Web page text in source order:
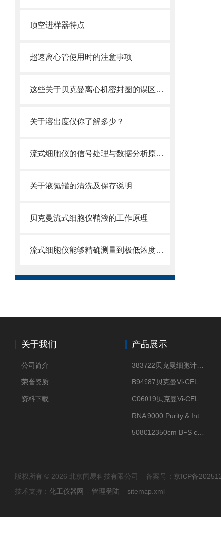
顶空进样器特点
超速离心管使用时的注意事项
这些关于贝克曼离心机密封圈的误区一定要明确
关于溶出度仪你了解多少？
流式细胞仪的信号处理与数据分析原理分析
关于液氮罐的清洗及保存说明
贝克曼流式细胞仪鞘液的工作原理
流式细胞仪能够精确测量到极低浓度的标记物
关于我们
公司简介
荣誉资质
资料下载
产品展示
版权所有 © 2026 北京闻易科技有限公司 备案号： 京ICP备
技术支持： 化工仪器网 管理登陆 sitemap.xml